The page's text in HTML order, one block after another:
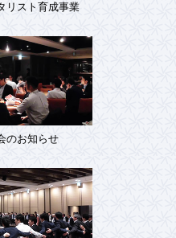
リスト育成事業
のお知らせ